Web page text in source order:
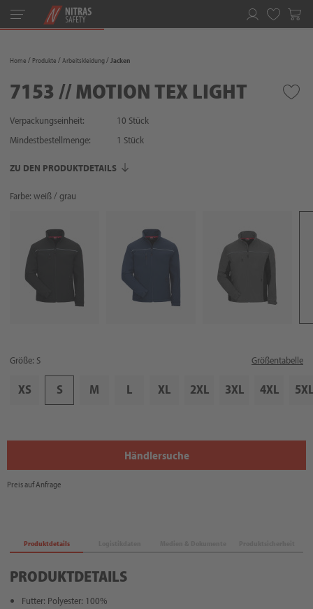
Toggle
navigation
Home Produkte Arbeitskleidung Jacken
7153 // MOTION TEX LIGHT
Verpackungseinheit:
10 Stück
Mindestbestellmenge:
1 Stück
ZU DEN PRODUKTDETAILS
Farbe: weiß / grau
Größe: S Größentabelle
XS S M L XL 2XL 3XL 4XL 5XL
Händlersuche
Preis auf Anfrage
Produktdetails
PRODUKTDETAILS
Futter: Polyester: 100%